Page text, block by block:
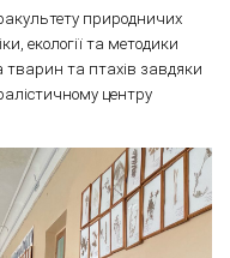
природничих
екології та методики
та птахів завдяки
центру